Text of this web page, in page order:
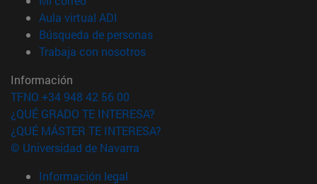
Aula virtual ADI
Búsqueda de personas(abre en nueva ventana)
Trabaja con nosotros(abre en nueva ventana)
Información
TFNO +34 948 42 56 00
¿QUÉ GRADO TE INTERESA?
¿QUÉ MÁSTER TE INTERESA?
© Universidad de Navarra
Información legal